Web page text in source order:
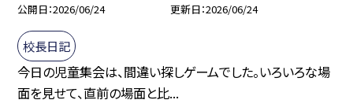
公開日 2026/06/24 更新日 2026/06/24
校長日記
今日の児童集会は、間違い探しゲームでした。いろいろな場
面を見せて、直前の場面と比...